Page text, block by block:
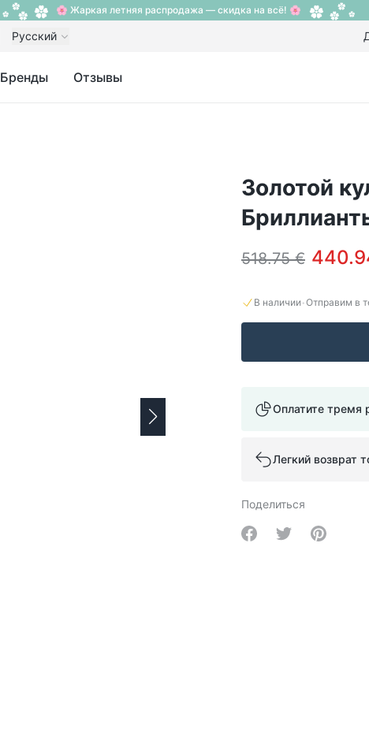
🌸 Жаркая летняя распродажа — скидка на всё! 🌸
Русский
Бренды Отзывы
Золотой
518.75 €
В наличии·Отправим в
Оплатите тремя
Легкий возврат
Поделиться
Share on Facebook
Share onShare